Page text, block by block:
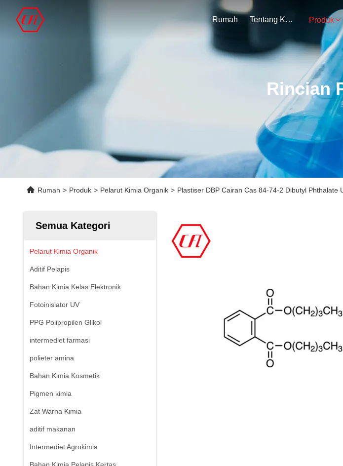
Rumah Tentang Kami Produk
Rincian
Rumah > Produk > Pelarut Kimia Organik > Plastiser DBP Cairan Cas 84-74-2 Dibutyl Phthalate
Semua Kategori
Pelarut Kimia Organik
Aditif Pelapis
Bahan Kimia Kelas Elektronik
Fotoinisiator UV
PPG Polipropilen Glikol
intermediet farmasi
polieter amina
Bahan Kimia Kosmetik
Pigmen kimia
Zat Warna Kimia
aditif makanan
Intermediet Agrokimia